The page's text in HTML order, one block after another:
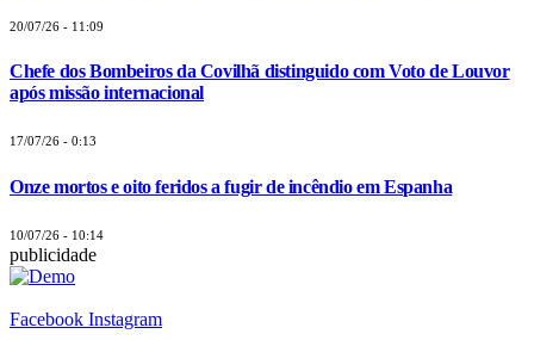
20/07/26 - 11:09
Chefe dos Bombeiros da Covilhã distinguido com Voto de Louvor
após missão internacional
17/07/26 - 0:13
Onze mortos e oito feridos a fugir de incêndio em Espanha
10/07/26 - 10:14
publicidade
Facebook Instagram